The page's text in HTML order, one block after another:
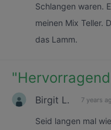
Schlangen waren.
meinen Mix Teller.
das Lamm.
"Hervorragend
Birgit L. 7 years
Seid langen mal